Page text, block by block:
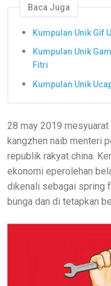
Baca Juga
Kumpulan Unik Gif
Kumpulan Unik
Fitri
Kumpulan Unik
28 may 2019 mesyuarat
kangzhen naib menteri
republik rakyat china.
ekonomi eperolehan
dikenali sebagai spring
bunga dan di tetapkan